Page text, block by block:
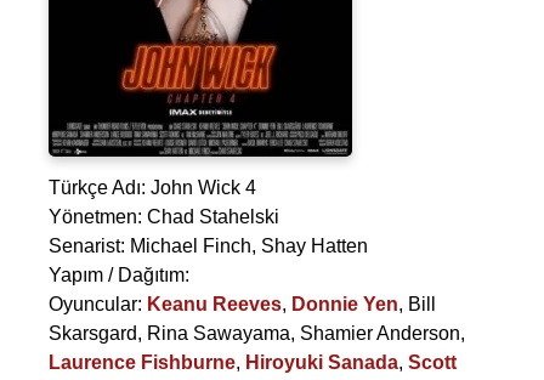
Türkçe Adı: John Wick 4
Yönetmen: Chad Stahelski
Senarist: Michael Finch, Shay Hatten
Yapım / Dağıtım:
Oyuncular: Keanu Reeves, Donnie Yen, Bill
Skarsgard, Rina Sawayama, Shamier Anderson,
Laurence Fishburne, Hiroyuki Sanada, Scott